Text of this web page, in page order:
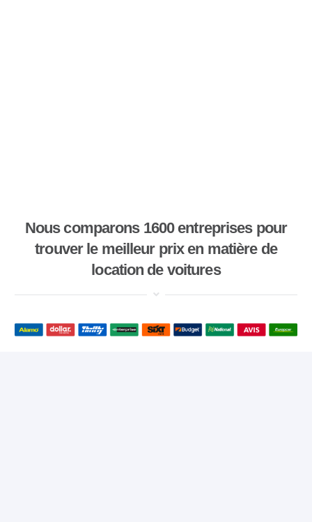
Nous comparons 1600 entreprises pour
trouver le meilleur prix en matière de
location de voitures